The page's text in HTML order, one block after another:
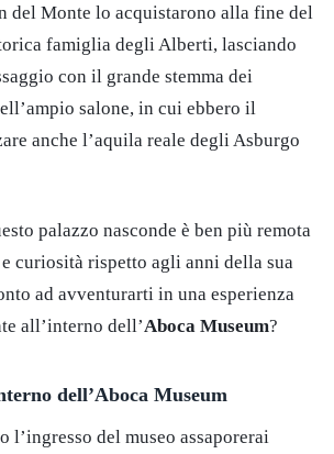
del Monte lo acquistarono alla fine del
famiglia degli Alberti, lasciando
con il grande stemma dei
salone, in cui ebbero il
anche l’aquila reale degli Asburgo
palazzo nasconde è ben più remota
curiosità rispetto agli anni della sua
ad avventurarti in una esperienza
all’interno dell’Aboca Museum?
dell’Aboca Museum
l’ingresso del museo assaporerai